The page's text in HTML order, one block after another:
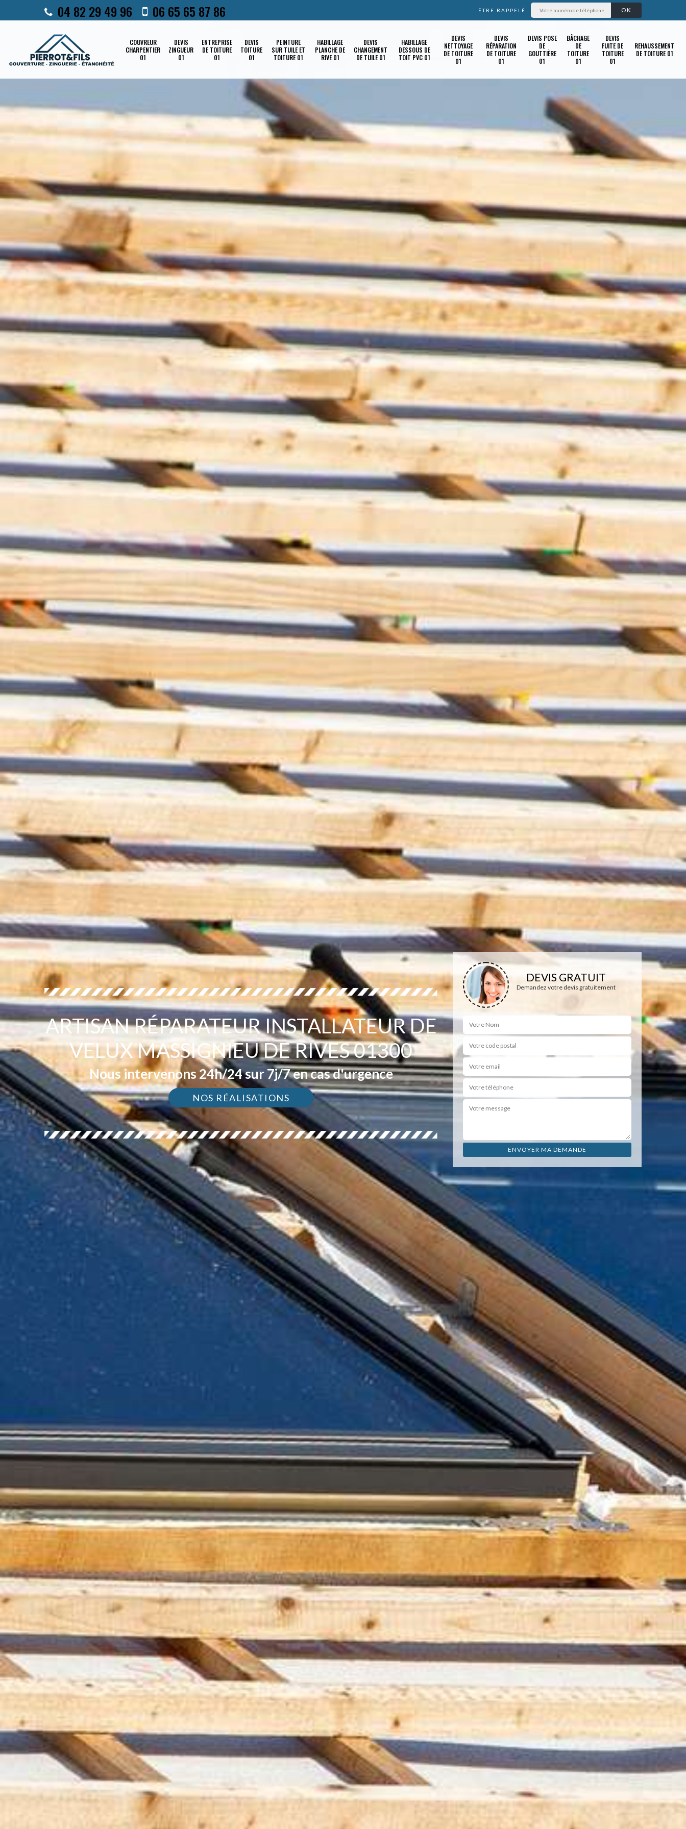
04 82 29 49 96 06 65 65 87 86 ÊTRE RAPPELÉ
COUVREUR
CHARPENTIER
01
DEVIS
ZINGUEUR
01
ENTREPRISE
DE TOITURE
01
DEVIS
TOITURE
01
PEINTURE
SUR TUILE ET
TOITURE 01
HABILLAGE
PLANCHE DE
RIVE 01
DEVIS
CHANGEMENT
DE TUILE 01
HABILLAGE
DESSOUS DE
TOIT PVC 01
DEVIS
NETTOYAGE
DE TOITURE
01
DEVIS
RÉPARATION
DE TOITURE
01
DEVIS POSE
DE
GOUTTIÈRE
01
BÂCHAGE
DE
TOITURE
01
DEVIS
FUITE DE
TOITURE
01
REHAUSSEMENT
DE TOITURE 01
ARTISAN RÉPARATEUR INSTALLATEUR DE
VELUX MASSIGNIEU DE RIVES 01300
Nous intervenons 24h/24 sur 7j/7 en cas d'urgence
NOS RÉALISATIONS
DEVIS GRATUIT
Demandez votre devis gratuitement